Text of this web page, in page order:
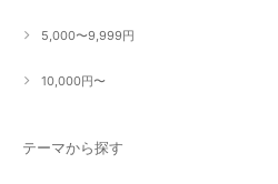
5,000〜9,999円
10,000円〜
テーマから探す